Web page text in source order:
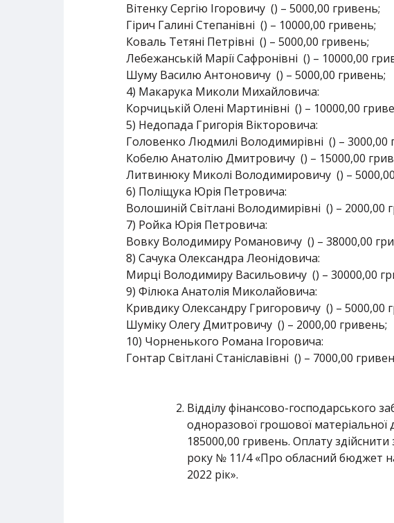
Вітенку Сергію Ігоровичу () – 5000,00 гривень;
Гірич Галині Степанівні () – 10000,00 гривень;
Коваль Тетяні Петрівні () – 5000,00 гривень;
Лебежанській Марії Сафронівні () – 10000,00
Шуму Василю Антоновичу () – 5000,00 гривень;
4) Макарука Миколи Михайловича:
Корчицькій Олені Мартинівні () – 10000,00
5) Недопада Григорія Вікторовича:
Головенко Людмилі Володимирівні () – 3000,00
Кобелю Анатолію Дмитровичу () – 15000,00
Литвинюку Миколі Володимировичу () –
6) Поліщука Юрія Петровича:
Волошиній Світлані Володимирівні () – 2000,00
7) Ройка Юрія Петровича:
Вовку Володимиру Романовичу () – 38000,00
8) Сачука Олександра Леонідовича:
Мирці Володимиру Васильовичу () – 30000,00
9) Філюка Анатолія Миколайовича:
Кривдику Олександру Григоровичу () – 5000,00
Шуміку Олегу Дмитровичу () – 2000,00 гривень;
10) Чорненького Романа Ігоровича:
Гонтар Світлані Станіславівні () – 7000,00
Відділу фінансово-господарського
одноразової грошової
185000,00 гривень. Оплату
року № 11/4 «Про обласний бюджет
2022 рік».